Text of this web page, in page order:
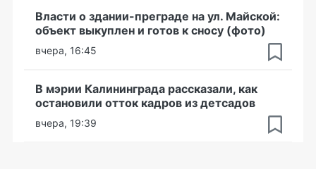
Власти о здании-преграде на ул. Майской:
объект выкуплен и готов к сносу (фото)
вчера, 16:45
В мэрии Калининграда рассказали, как
остановили отток кадров из детсадов
вчера, 19:39